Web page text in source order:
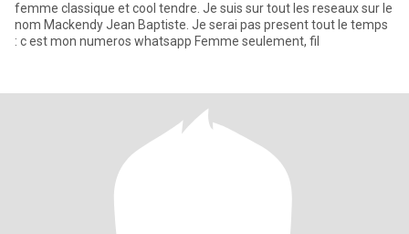
femme classique et cool tendre. Je suis sur tout les reseaux sur le
nom Mackendy Jean Baptiste. Je serai pas present tout le temps
: c est mon numeros whatsapp Femme seulement, fil